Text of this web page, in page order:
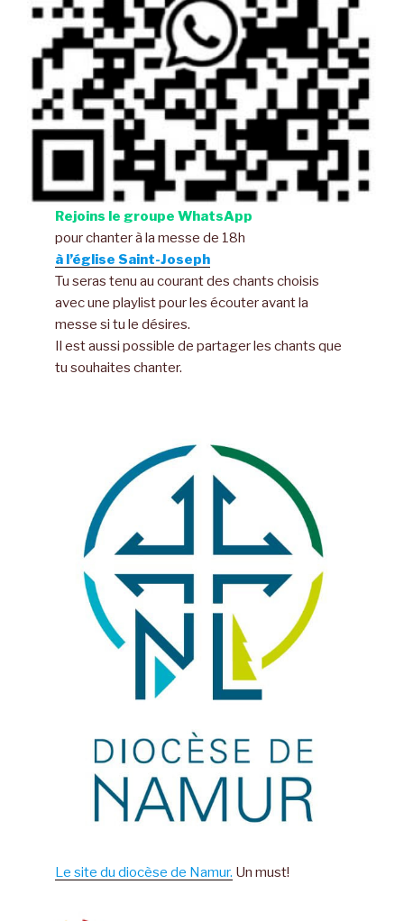
Rejoins le groupe WhatsApp
pour chanter à la messe de 18h
à l’église Saint-Joseph
Tu seras tenu au courant des chants choisis
avec une playlist pour les écouter avant la
messe si tu le désires.
Il est aussi possible de partager les chants que
tu souhaites chanter.
Le site du diocèse de Namur. Un must!